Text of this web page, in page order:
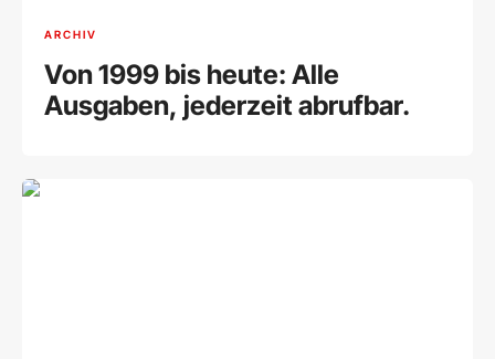
ARCHIV
Von 1999 bis heute: Alle
Ausgaben, jederzeit abrufbar.